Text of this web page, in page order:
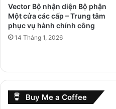
Vector Bộ nhận diện Bộ phận
Một cửa các cấp – Trung tâm
phục vụ hành chính công
14 Tháng 1, 2026
Buy Me a Coffee